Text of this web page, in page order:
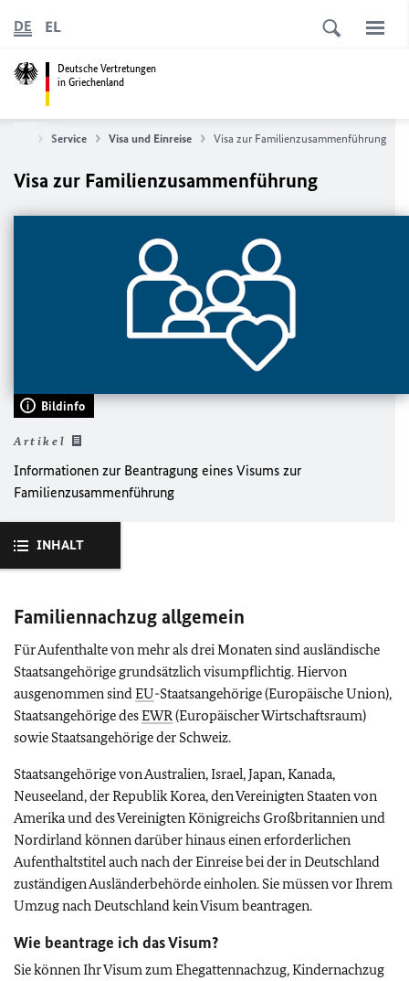
Deutsche Vertretungen
in Griechenland
DE EL
Service Visa und Einreise Visa zur Familienzusammenführung
Visa zur Familienzusammenführung
Bildinfo
Artikel
Informationen zur Beantragung eines Visums zur
Familienzusammenführung
INHALT
Familiennachzug allgemein
Für Aufenthalte von mehr als drei Monaten sind ausländische
Staatsangehörige grundsätzlich visumpflichtig. Hiervon
ausgenommen sind EU-Staatsangehörige (Europäische Union),
Staatsangehörige desEWR (Europäischer Wirtschaftsraum)
sowie Staatsangehörige der Schweiz.
Staatsangehörige von Australien, Israel, Japan, Kanada,
Neuseeland, der Republik Korea, den Vereinigten Staaten von
Amerika und des Vereinigten Königreichs Großbritannien und
Nordirland können darüber hinaus einen erforderlichen
Aufenthaltstitel auch nach der Einreise bei der in Deutschland
zuständigen Ausländerbehörde einholen. Sie müssen vor Ihrem
Umzug nach Deutschland kein Visum beantragen.
Wie beantrage ich das Visum?
Sie können Ihr Visum zum Ehegattennachzug, Kindernachzug